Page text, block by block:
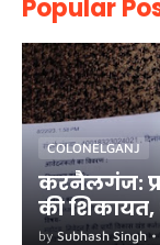
Popular
COLONELGANJ
करनैलगंज:
की
by Subhash Singh •